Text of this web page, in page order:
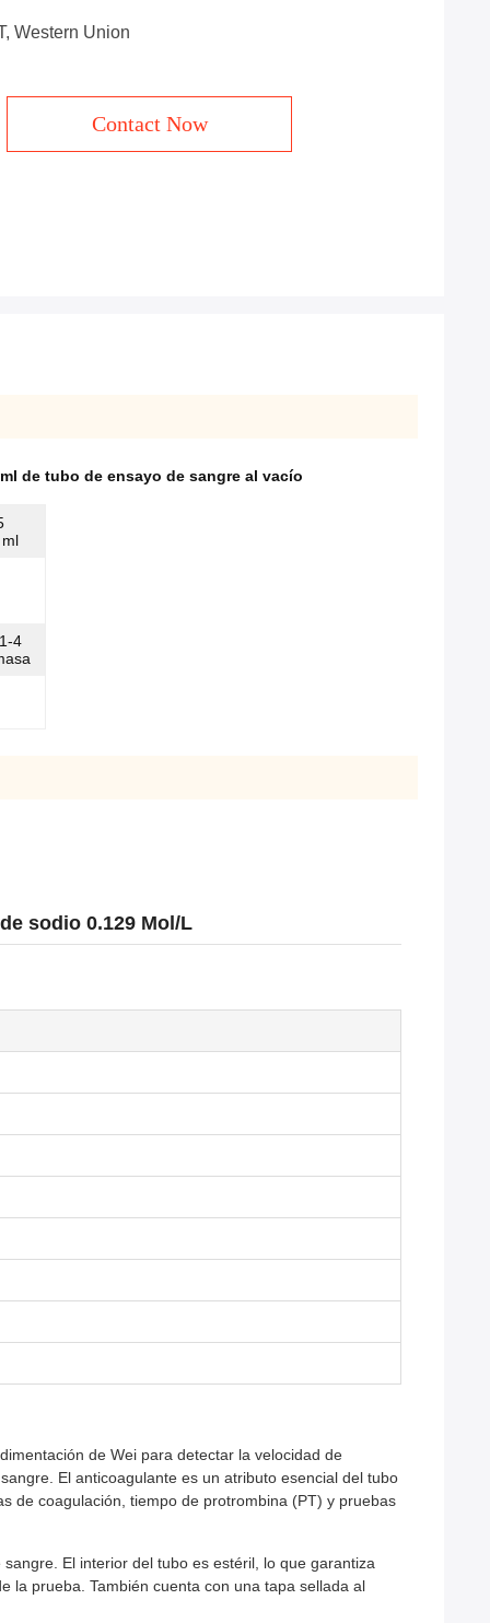
Western Union
Contact Now
de tubo de ensayo de sangre al vacío
4
sodio 0.129 Mol/L
de Wei para detectar la velocidad de
El anticoagulante es un atributo esencial del tubo
de coagulación, tiempo de protrombina (PT) y pruebas
El interior del tubo es estéril, lo que garantiza
la prueba. También cuenta con una tapa sellada al